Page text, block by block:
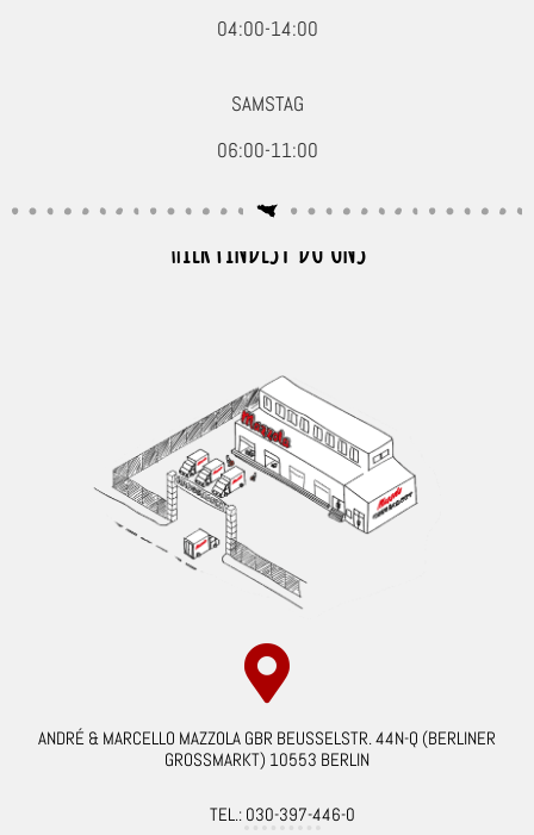
04:00-14:00
SAMSTAG
06:00-11:00
HIER FINDEST DU UNS
ANDRÉ & MARCELLO MAZZOLA GBR BEUSSELSTR. 44N-Q (BERLINER
GROSSMARKT) 10553 BERLIN
TEL.: 030-397-446-0